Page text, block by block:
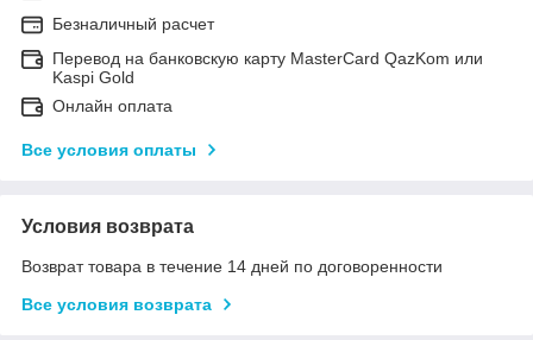
Безналичный расчет
Перевод на банковскую карту MasterCard QazKom или
Kaspi Gold
Онлайн оплата
Все условия оплаты
Условия возврата
Возврат товара в течение 14 дней по договоренности
Все условия возврата